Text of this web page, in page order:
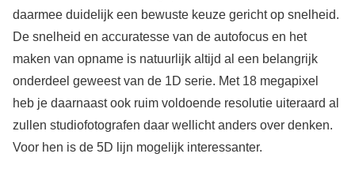
daarmee duidelijk een bewuste keuze gericht op snelheid.
De snelheid en accuratesse van de autofocus en het
maken van opname is natuurlijk altijd al een belangrijk
onderdeel geweest van de 1D serie. Met 18 megapixel
heb je daarnaast ook ruim voldoende resolutie uiteraard al
zullen studiofotografen daar wellicht anders over denken.
Voor hen is de 5D lijn mogelijk interessanter.